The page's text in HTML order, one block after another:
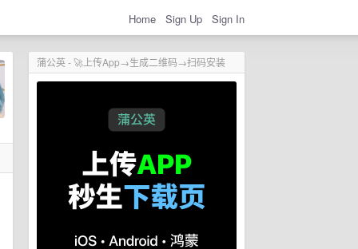
Home Sign Up Sign In
蒲公英 - 🚀上传App→生成二维码→扫码安装